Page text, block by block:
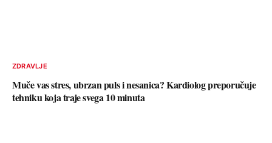
ZDRAVLJE
Muče vas stres, ubrzan puls i nesanica? Kardiolog preporučuje
tehniku koja traje svega 10 minuta